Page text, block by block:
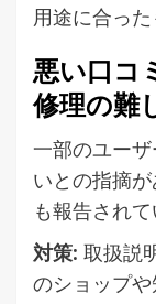
用途に合った
悪い口コ
修理の難
一部のユー
いとの指摘
も報告されて
対策: 取扱説
のショップ